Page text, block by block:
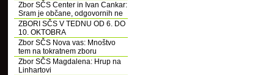
Zbor SČS Center in Ivan Cankar:
Sram je občane, odgovornih ne
ZBORI SČS V TEDNU OD 6. DO
10. OKTOBRA
Zbor SČS Nova vas: Mnoštvo
tem na tokratnem zboru
Zbor SČS Magdalena: Hrup na
Linhartovi